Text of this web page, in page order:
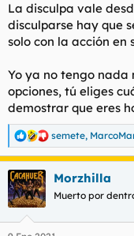
La disculpa vale
disculparse hay que
solo con la acción en
Yo ya no tengo nada
opciones, tú eliges
demostrar que eres
R
e
a
c
c
i
semete,
Morzhilla
Muerto por